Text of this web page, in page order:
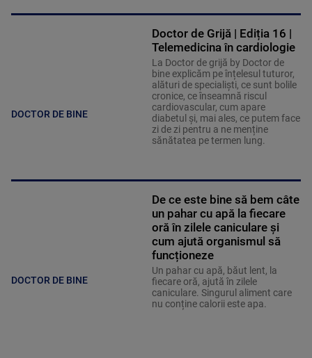
DOCTOR DE BINE
Doctor de Grijă | Ediția 16 |
Telemedicina în cardiologie
La Doctor de grijă by Doctor de
bine explicăm pe înțelesul tuturor,
alături de specialiști, ce sunt bolile
cronice, ce înseamnă riscul
cardiovascular, cum apare
diabetul și, mai ales, ce putem face
zi de zi pentru a ne menține
sănătatea pe termen lung.
DOCTOR DE BINE
De ce este bine să bem câte
un pahar cu apă la fiecare
oră în zilele caniculare și
cum ajută organismul să
funcționeze
Un pahar cu apă, băut lent, la
fiecare oră, ajută în zilele
caniculare. Singurul aliment care
nu conține calorii este apa.